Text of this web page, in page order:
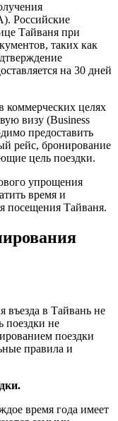
Российские
Тайваня при
таких как
на 30 дней
коммерческих целях
визу (Business
предоставить
рейс, бронирование
цель поездки.
упрощения
время и
посещения Тайваня.
въезда в Тайвань не
поездки не
поездки
правила и
время года имеет